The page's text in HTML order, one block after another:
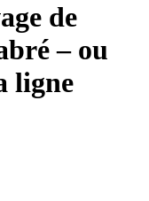
de
– ou
ligne